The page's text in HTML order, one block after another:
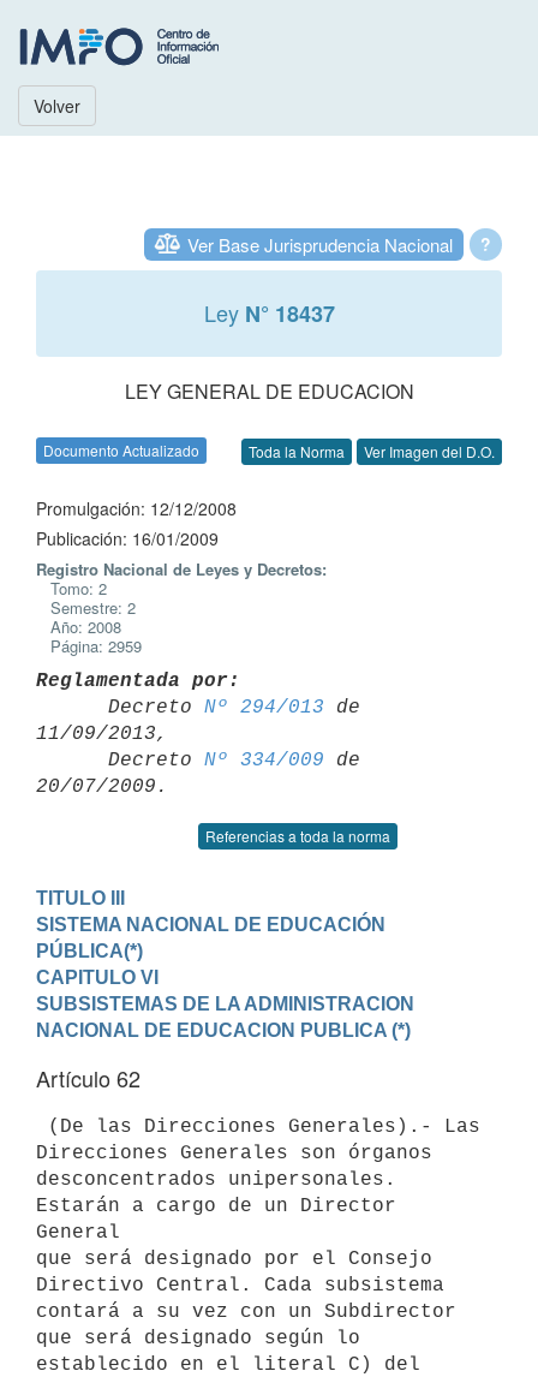
Volver
?
Ver Base Jurisprudencia Nacional
Ley N° 18437
LEY GENERAL DE EDUCACION
Documento Actualizado Toda la Norma Ver Imagen del D.O.
Promulgación: 12/12/2008
Publicación: 16/01/2009
Registro Nacional de Leyes y Decretos:
Tomo: 2
Semestre: 2
Año: 2008
Página: 2959
Reglamentada por:
Decreto Nº 294/013 de
11/09/2013,
      Decreto
Nº 334/009 de
Referencias a toda la norma
TITULO III
SISTEMA NACIONAL DE EDUCACIÓN
PÚBLICA(*)
CAPITULO VI
SUBSISTEMAS DE LA ADMINISTRACION
NACIONAL DE EDUCACION PUBLICA (*)
Artículo 62
Direcciones Generales son órganos
desconcentrados unipersonales.
Estarán a cargo de un Director
General
que será designado por el Consejo
Directivo Central. Cada subsistema
contará a su vez con un Subdirector
que será designado según lo
establecido en el literal C) del